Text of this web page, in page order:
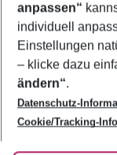
Footer
Footer navigation
Über uns
AGB
Bestpreisgarantie
Cookie-
Cookie-Richtlinie
Agenturbetreuung
Barrierefreies
Folge uns
anpassen“
individuell
Einstellungen
– klicke dazu
ändern“.
Datenschutz-
Cookie/Tracking-